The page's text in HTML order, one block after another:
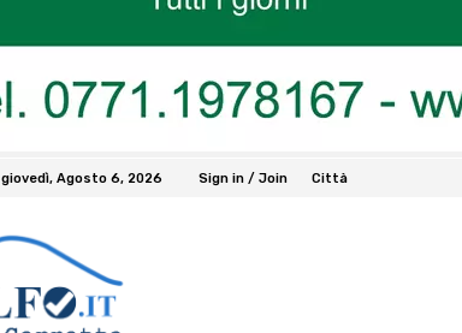
giovedì, Agosto 6, 2026 Sign in / Join Città